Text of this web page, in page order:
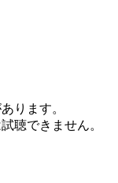
ります。
聴できません。